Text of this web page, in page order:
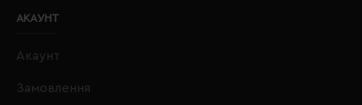
АКАУНТ
Акаунт
Замовлення